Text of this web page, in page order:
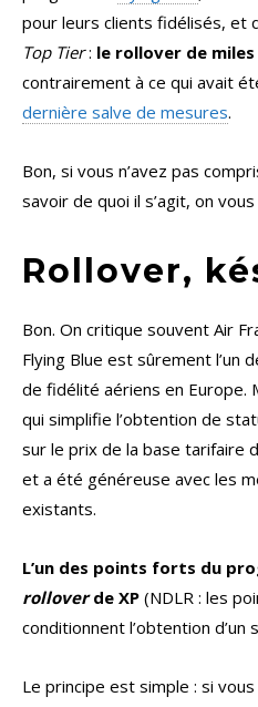
pour leurs clients fidélisés, et
Top Tier: le rollover de
contrairement à ce qui avait
dernière salve de mesures.
Bon, si vous n’avez pas
savoir de quoi il s’agit, on
Rollover,
Bon. On critique souvent Air
Flying Blue est sûrement l’un
de fidélité aériens en Europe.
qui simplifie l’obtention de
sur le prix de la base tarifaire
et a été généreuse avec les
existants.
L’un des points forts du
rolloverde XP (NDLR : les
conditionnent l’obtention d’un
Le principe est simple : si